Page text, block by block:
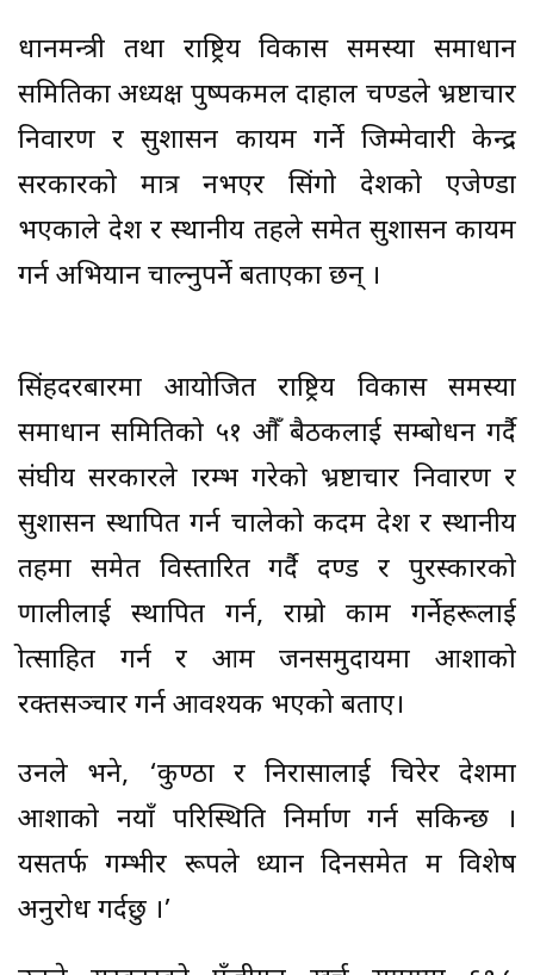
प्रधानमन्त्री तथा राष्ट्रिय विकास समस्या समाधान
समितिका अध्यक्ष पुष्पकमल दाहाल प्रचण्डले भ्रष्टाचार
निवारण र सुशासन कायम गर्ने जिम्मेवारी केन्द्र
सरकारको मात्र नभएर सिंगो देशको एजेण्डा
भएकाले प्रदेश र स्थानीय तहले समेत सुशासन कायम
गर्न अभियान चाल्नुपर्ने बताएका छन् ।
सिंहदरबारमा आयोजित राष्ट्रिय विकास समस्या
समाधान समितिको ५१ औँ बैठकलाई सम्बोधन गर्दै
संघीय सरकारले प्रारम्भ गरेको भ्रष्टाचार निवारण र
सुशासन स्थापित गर्न चालेको कदम प्रदेश र स्थानीय
तहमा समेत विस्तारित गर्दै दण्ड र पुरस्कारको
प्रणालीलाई स्थापित गर्न, राम्रो काम गर्नेहरूलाई
प्रोत्साहित गर्न र आम जनसमुदायमा आशाको
रक्तसञ्चार गर्न आवश्यक भएको बताए।
उनले भने, ‘कुण्ठा र निरासालाई चिरेर देशमा
आशाको नयाँ परिस्थिति निर्माण गर्न सकिन्छ ।
यसतर्फ गम्भीर रूपले ध्यान दिनसमेत म विशेष
अनुरोध गर्दछु ।’